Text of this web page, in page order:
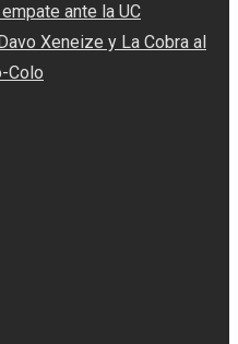
ante la UC
Xeneize y La Cobra al
Colo